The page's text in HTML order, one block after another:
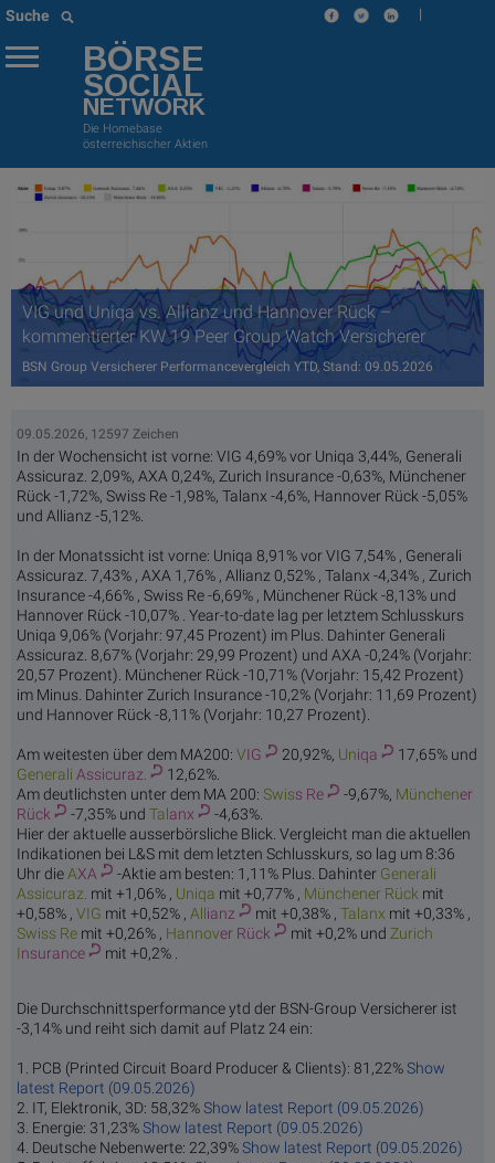
Suche |
BÖRSE
SOCIAL
NETWORK
Die Homebase
österreichischer Aktien
VIG und Uniqa vs. Allianz und Hannover Rück –
kommentierter KW 19 Peer Group Watch Versicherer
BSN Group Versicherer Performancevergleich YTD, Stand: 09.05.2026
09.05.2026, 12597 Zeichen
In der Wochensicht ist vorne: VIG 4,69% vor Uniqa 3,44%, Generali
Assicuraz. 2,09%, AXA 0,24%, Zurich Insurance -0,63%, Münchener
Rück -1,72%, Swiss Re -1,98%, Talanx -4,6%, Hannover Rück -5,05%
und Allianz -5,12%.
In der Monatssicht ist vorne: Uniqa 8,91% vor VIG 7,54% , Generali
Assicuraz. 7,43% , AXA 1,76% , Allianz 0,52% , Talanx -4,34% , Zurich
Insurance -4,66% , Swiss Re -6,69% , Münchener Rück -8,13% und
Hannover Rück -10,07% . Year-to-date lag per letztem Schlusskurs
Uniqa 9,06% (Vorjahr: 97,45 Prozent) im Plus. Dahinter Generali
Assicuraz. 8,67% (Vorjahr: 29,99 Prozent) und AXA -0,24% (Vorjahr:
20,57 Prozent). Münchener Rück -10,71% (Vorjahr: 15,42 Prozent)
im Minus. Dahinter Zurich Insurance -10,2% (Vorjahr: 11,69 Prozent)
und Hannover Rück -8,11% (Vorjahr: 10,27 Prozent).
Am weitesten über dem MA200: VIG 20,92%, Uniqa
17,65% und
Generali Assicuraz.
12,62%.
Am deutlichsten unter dem MA 200: Swiss Re -9,67%, Münchener
Rück
-7,35% und Talanx
-4,63%.
Hier der aktuelle ausserbörsliche Blick. Vergleicht man die aktuellen
Indikationen bei L&S mit dem letzten Schlusskurs, so lag um 8:36
Uhr dieAXA -Aktie am besten: 1,11% Plus. Dahinter Generali
Assicuraz. mit +1,06% , Uniqa mit +0,77% , Münchener Rück mit
+0,58% , VIG mit +0,52% , Allianz mit +0,38% , Talanx mit +0,33% ,
Swiss Re mit +0,26% , Hannover Rück mit +0,2% und Zurich
Insurance mit +0,2% .
Die Durchschnittsperformance ytd der BSN-Group Versicherer ist
-3,14% und reiht sich damit auf Platz 24 ein:
1. PCB (Printed Circuit Board Producer & Clients): 81,22%Show
latest Report (09.05.2026)
2. IT, Elektronik, 3D: 58,32%Show latest Report (09.05.2026)
3. Energie: 31,23%Show latest Report (09.05.2026)
4. Deutsche Nebenwerte: 22,39%Show latest Report (09.05.2026)